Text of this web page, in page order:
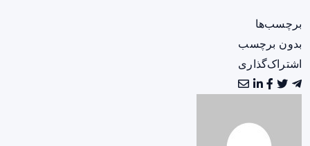
برچسب‌ها
بدون برچسب
اشتراک‌گذاری